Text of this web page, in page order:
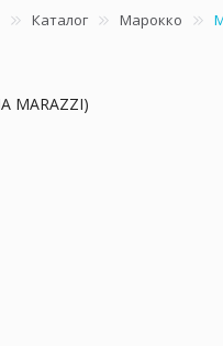
Каталог Марокко